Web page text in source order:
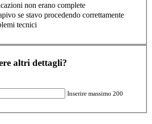
non erano complete
se stavo procedendo correttamente
tecnici
altri dettagli?
Inserire massimo 200